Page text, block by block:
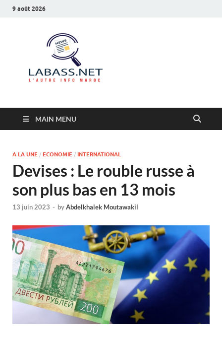
9 août 2026
MAIN MENU
A LA UNE / ECONOMIE / INTERNATIONAL
Devises : Le rouble russe à
son plus bas en 13 mois
13 juin 2023 - byAbdelkhalek Moutawakil